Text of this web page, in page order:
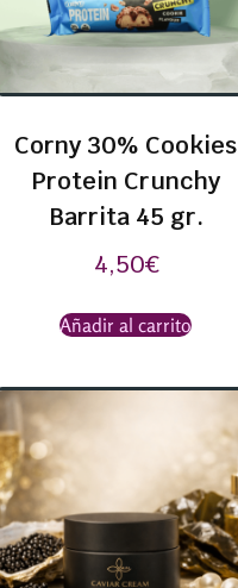
Corny 30% Cookies
Protein Crunchy
Barrita 45 gr.
4,50€
Añadir al carrito